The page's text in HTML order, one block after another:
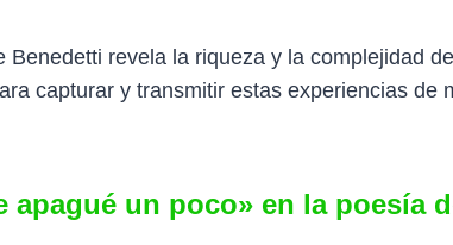
revela la riqueza y la complejidad
capturar y transmitir estas experiencias de
un poco» en la poesía